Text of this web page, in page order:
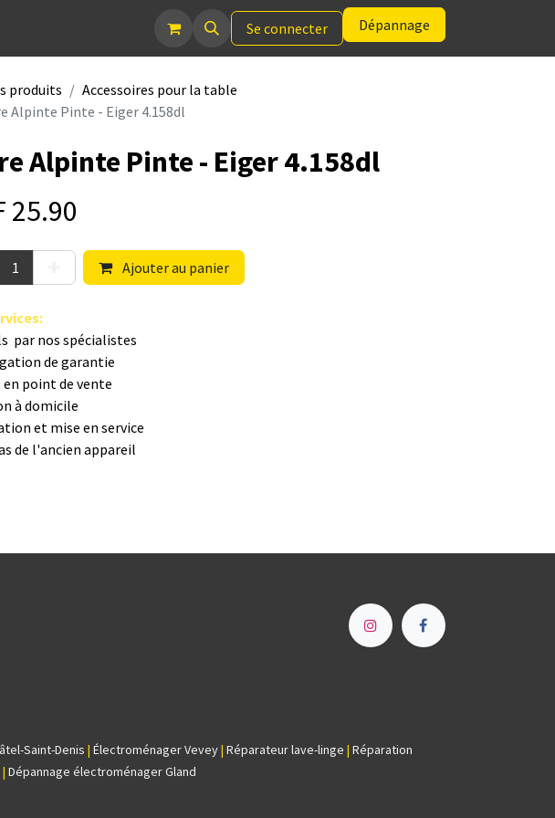
Se connecter Dépannage
produits
Accessoires pour la table
Alpinte Pinte - Eiger 4.158dl
Alpinte Pinte - Eiger 4.158dl
25.90
Ajouter au panier
:
par nos spé​cialistes
de garantie
point de vente
à domicile
et mise en service
de l'ancien appareil
Saint-Denis | Électroménager Vevey| Réparateur lave-linge | Réparation
| Dépannage électroménager Gland